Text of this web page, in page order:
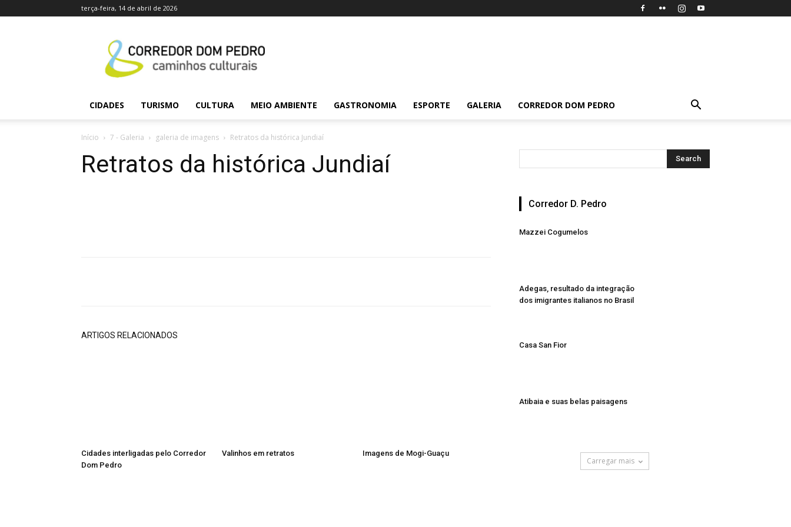
terça-feira, 14 de abril de 2026
CIDADES TURISMO CULTURA MEIO AMBIENTE GASTRONOMIA ESPORTE GALERIA CORREDOR DOM PEDRO
Início 7 - Galeria galeria de imagens Retratos da histórica Jundiaí
Retratos da histórica Jundiaí
ARTIGOS RELACIONADOS
Cidades interligadas pelo Corredor
Dom Pedro
Valinhos em retratos Imagens de Mogi-Guaçu
Corredor D. Pedro
Mazzei Cogumelos
Adegas, resultado da integração
dos imigrantes italianos no Brasil
Casa San Fior
Atibaia e suas belas paisagens
Carregar mais